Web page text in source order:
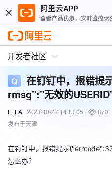
开发者社区
在钉钉中，报错
rmsg":"无效的
LLLA 2023-10-27 14:13:05
870
发布于天津
在钉钉中，报错提示
怎么办？